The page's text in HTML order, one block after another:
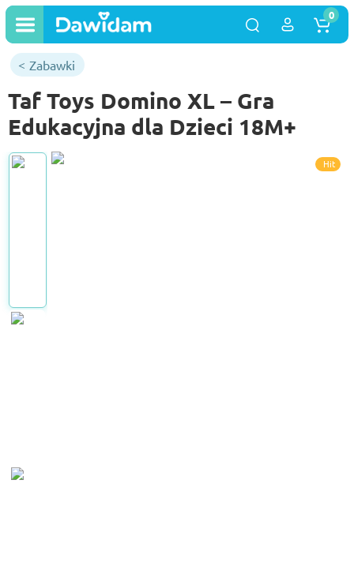
0
Zabawki
Taf Toys Domino XL – Gra
Edukacyjna dla Dzieci 18M+
Hit